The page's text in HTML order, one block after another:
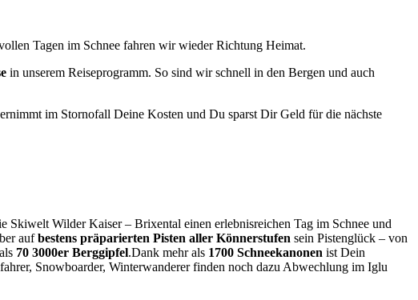
Tagen im Schnee fahren wir wieder Richtung Heimat.
in unserem Reiseprogramm. So sind wir schnell in den Bergen und auch
im Stornofall Deine Kosten und Du sparst Dir Geld für die nächste
Skiwelt Wilder Kaiser – Brixental einen erlebnisreichen Tag im Schnee und
aufbestens präparierten Pisten aller Könnerstufen sein Pistenglück – von
70 3000er Berggipfel.Dank mehr als 1700 Schneekanonen ist Dein
Snowboarder, Winterwanderer finden noch dazu Abwechlung im Iglu